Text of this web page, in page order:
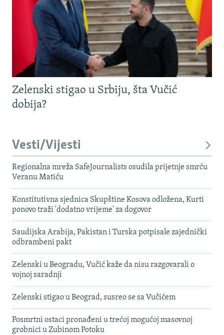
Zelenski stigao u Srbiju, šta Vučić
dobija?
Vesti/Vijesti
Regionalna mreža SafeJournalists osudila prijetnje smrću
Veranu Matiću
Konstitutivna sjednica Skupštine Kosova odložena, Kurti
ponovo traži 'dodatno vrijeme' za dogovor
Saudijska Arabija, Pakistan i Turska potpisale zajednički
odbrambeni pakt
Zelenski u Beogradu, Vučić kaže da nisu razgovarali o
vojnoj saradnji
Zelenski stigao u Beograd, susreo se sa Vučićem
Posmrtni ostaci pronađeni u trećoj mogućoj masovnoj
grobnici u Zubinom Potoku